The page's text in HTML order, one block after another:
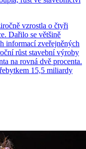
vzrostla o čtyři
Dařilo se většině
informací zveřejněných
růst stavební výroby
na rovná dvě procenta.
15,5 miliardy